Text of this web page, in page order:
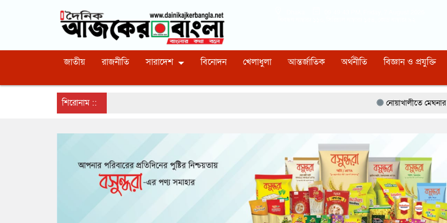
জাতীয় রাজনীতি সারাদেশ বিনোদন খেলাধুলা আন্তর্জাতিক অর্থনীতি বিজ্ঞান ও প্রযুক্তি
শিরোনাম :: নোয়াখালীতে মেঘনার ভাঙনরোধে জিও